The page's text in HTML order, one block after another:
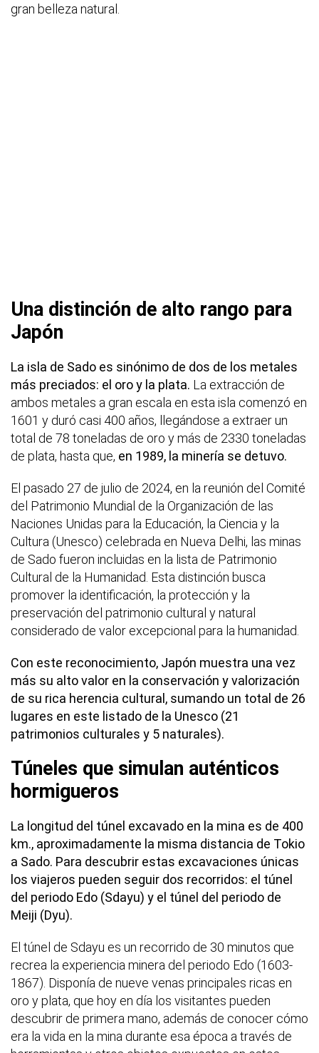
gran belleza natural.
Una distinción de alto rango para
Japón
La isla de Sado es sinónimo de dos de los metales
más preciados: el oro y la plata. La extracción de
ambos metales a gran escala en esta isla comenzó en
1601 y duró casi 400 años, llegándose a extraer un
total de 78 toneladas de oro y más de 2330 toneladas
de plata, hasta que, en 1989, la minería se detuvo.
El pasado 27 de julio de 2024, en la reunión del Comité
del Patrimonio Mundial de la Organización de las
Naciones Unidas para la Educación, la Ciencia y la
Cultura (Unesco) celebrada en Nueva Delhi, las minas
de Sado fueron incluidas en la lista de Patrimonio
Cultural de la Humanidad. Esta distinción busca
promover la identificación, la protección y la
preservación del patrimonio cultural y natural
considerado de valor excepcional para la humanidad.
Con este reconocimiento, Japón muestra una vez
más su alto valor en la conservación y valorización
de su rica herencia cultural, sumando un total de 26
lugares en este listado de la Unesco (21
patrimonios culturales y 5 naturales).
Túneles que simulan auténticos
hormigueros
La longitud del túnel excavado en la mina es de 400
km., aproximadamente la misma distancia de Tokio
a Sado. Para descubrir estas excavaciones únicas
los viajeros pueden seguir dos recorridos: el túnel
del periodo Edo (Sdayu) y el túnel del periodo de
Meiji (Dyu).
El túnel de Sdayu es un recorrido de 30 minutos que
recrea la experiencia minera del periodo Edo (1603-
1867). Disponía de nueve venas principales ricas en
oro y plata, que hoy en día los visitantes pueden
descubrir de primera mano, además de conocer cómo
era la vida en la mina durante esa época a través de